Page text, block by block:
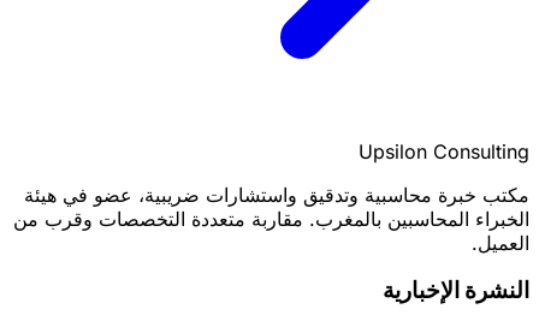
Upsilon Consulting
مكتب خبرة محاسبية وتدقيق واستشارات ضريبية، عضو في هيئة
الخبراء المحاسبين بالمغرب. مقاربة متعددة التخصصات وقرب من
العميل.
النشرة الإخبارية